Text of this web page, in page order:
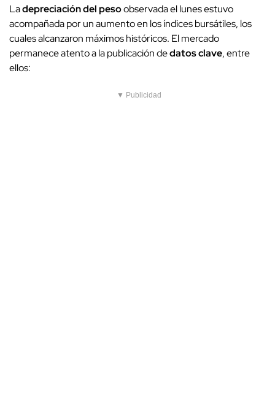
Ladepreciación del pesoobservada el lunes estuvo
acompañada por un aumento en los índices bursátiles, los
cuales alcanzaron máximos históricos. El mercado
permanece atento a la publicación dedatos clave, entre
ellos:
▼ Publicidad